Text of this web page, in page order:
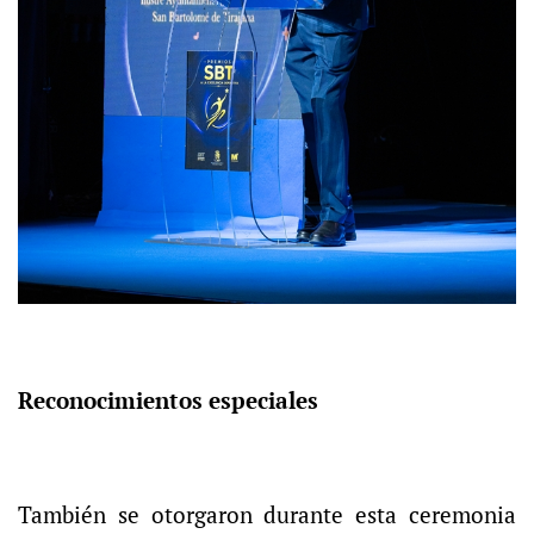
Reconocimientos especiales
También se otorgaron durante esta ceremonia